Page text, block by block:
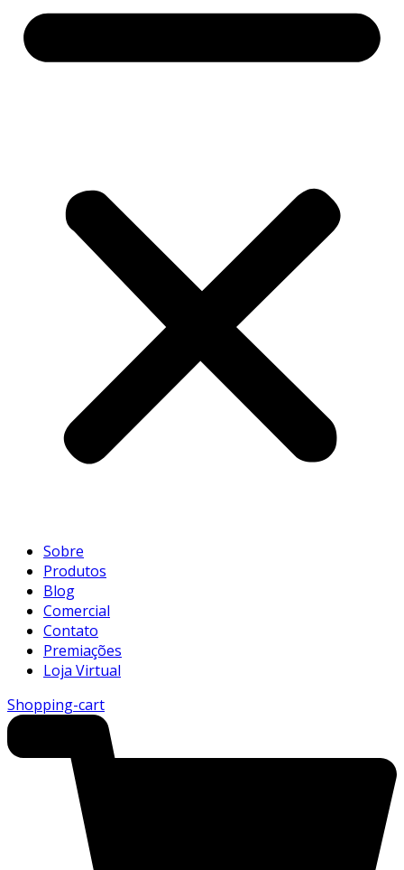
Sobre
Produtos
Blog
Comercial
Contato
Premiações
Loja Virtual
Shopping-cart